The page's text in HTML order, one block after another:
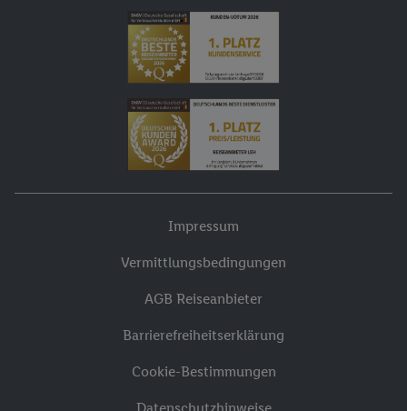
Impressum
Vermittlungsbedingungen
AGB Reiseanbieter
Barrierefreiheitserklärung
Cookie-Bestimmungen